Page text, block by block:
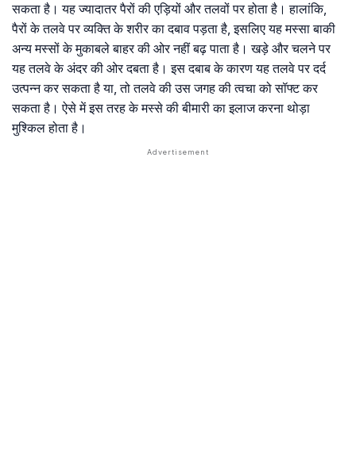
सकता है। यह ज्यादातर पैरों की एड़ियों और तलवों पर होता है। हालांकि,
पैरों के तलवे पर व्यक्ति के शरीर का दबाव पड़ता है, इसलिए यह मस्सा बाकी
अन्य मस्सों के मुकाबले बाहर की ओर नहीं बढ़ पाता है। खड़े और चलने पर
यह तलवे के अंदर की ओर दबता है। इस दबाब के कारण यह तलवे पर दर्द
उत्पन्न कर सकता है या, तो तलवे की उस जगह की त्वचा को सॉफ्ट कर
सकता है। ऐसे में इस तरह के मस्से की बीमारी का इलाज करना थोड़ा
मुश्किल होता है।